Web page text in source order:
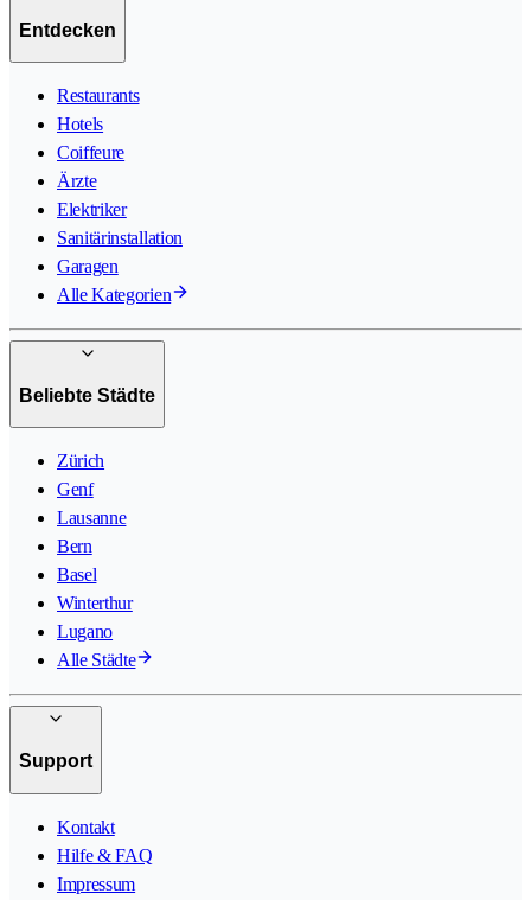
Entdecken
Restaurants
Hotels
Coiffeure
Ärzte
Elektriker
Sanitärinstallation
Garagen
Alle Kategorien
Beliebte Städte
Zürich
Genf
Lausanne
Bern
Basel
Winterthur
Lugano
Alle Städte
Support
Kontakt
Hilfe & FAQ
Impressum